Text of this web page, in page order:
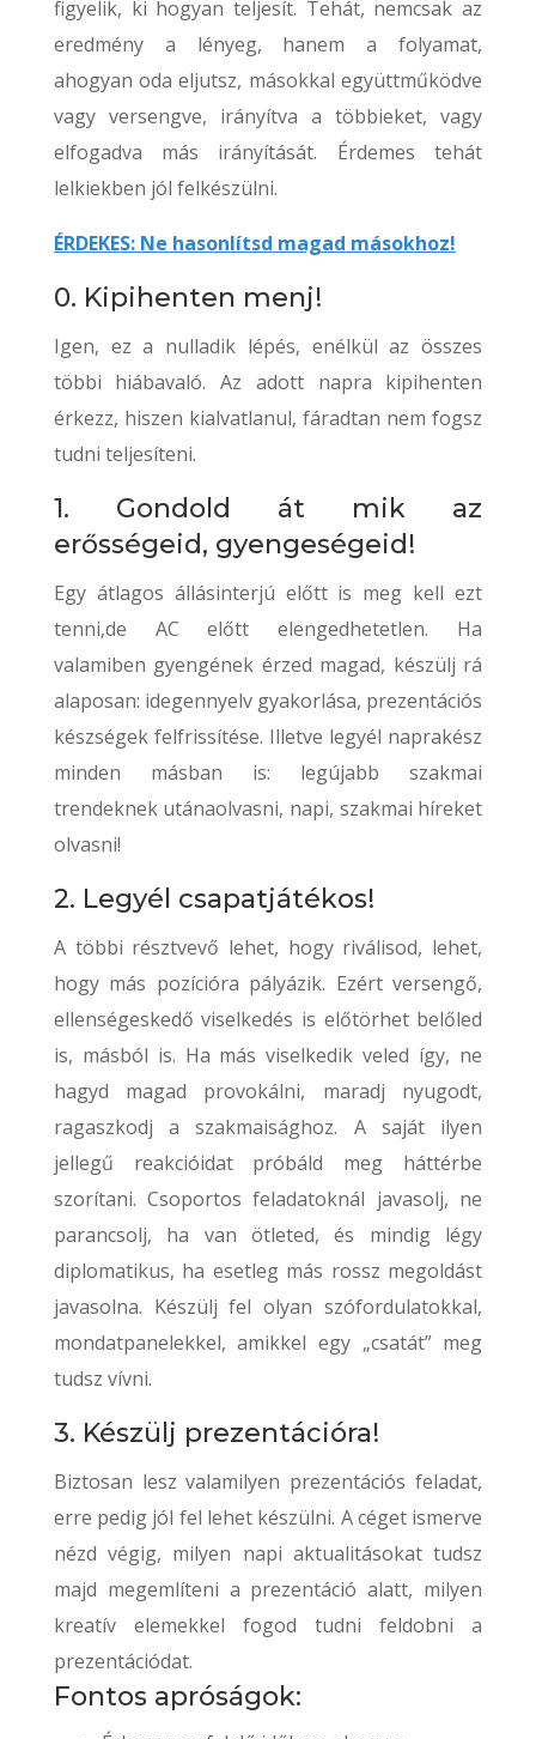
figyelik, ki hogyan teljesít. Tehát, nemcsak az
eredmény a lényeg, hanem a folyamat,
ahogyan oda eljutsz, másokkal együttműködve
vagy versengve, irányítva a többieket, vagy
elfogadva más irányítását. Érdemes tehát
lelkiekben jól felkészülni.
ÉRDEKES: Ne hasonlítsd magad másokhoz!
0. Kipihenten menj!
Igen, ez a nulladik lépés, enélkül az összes
többi hiábavaló. Az adott napra kipihenten
érkezz, hiszen kialvatlanul, fáradtan nem fogsz
tudni teljesíteni.
1. Gondold át mik az
erősségeid, gyengeségeid!
Egy átlagos állásinterjú előtt is meg kell ezt
tenni,de AC előtt elengedhetetlen. Ha
valamiben gyengének érzed magad, készülj rá
alaposan: idegennyelv gyakorlása, prezentációs
készségek felfrissítése. Illetve legyél naprakész
minden másban is: legújabb szakmai
trendeknek utánaolvasni, napi, szakmai híreket
olvasni!
2. Legyél csapatjátékos!
A többi résztvevő lehet, hogy riválisod, lehet,
hogy más pozícióra pályázik. Ezért versengő,
ellenségeskedő viselkedés is előtörhet belőled
is, másból is. Ha más viselkedik veled így, ne
hagyd magad provokálni, maradj nyugodt,
ragaszkodj a szakmaisághoz. A saját ilyen
jellegű reakcióidat próbáld meg háttérbe
szorítani. Csoportos feladatoknál javasolj, ne
parancsolj, ha van ötleted, és mindig légy
diplomatikus, ha esetleg más rossz megoldást
javasolna. Készülj fel olyan szófordulatokkal,
mondatpanelekkel, amikkel egy „csatát” meg
tudsz vívni.
3. Készülj prezentációra!
Biztosan lesz valamilyen prezentációs feladat,
erre pedig jól fel lehet készülni. A céget ismerve
nézd végig, milyen napi aktualitásokat tudsz
majd megemlíteni a prezentáció alatt, milyen
kreatív elemekkel fogod tudni feldobni a
prezentációdat.
Fontos apróságok: